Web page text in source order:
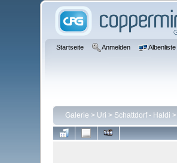
Startseite Anmelden Albenliste
Galerie > Uri > Schattdorf - Haldi >